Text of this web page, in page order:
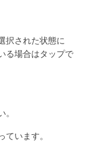
択された状態に
る場合はタップで
います。